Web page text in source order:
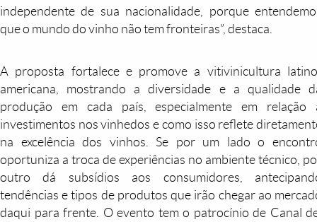
independente de sua nacionalidade, porque
que o mundo do vinho não tem fronteiras”, destaca.
A proposta fortalece e promove a vitivinicultura
americana, mostrando a diversidade e a qualidade
produção em cada país, especialmente em relação
investimentos nos vinhedos e como isso reflete
na excelência dos vinhos. Se por um lado o
oportuniza a troca de experiências no ambiente técnico,
outro dá subsídios aos consumidores,
tendências e tipos de produtos que irão chegar ao
daqui para frente. O evento tem o patrocínio de Canal